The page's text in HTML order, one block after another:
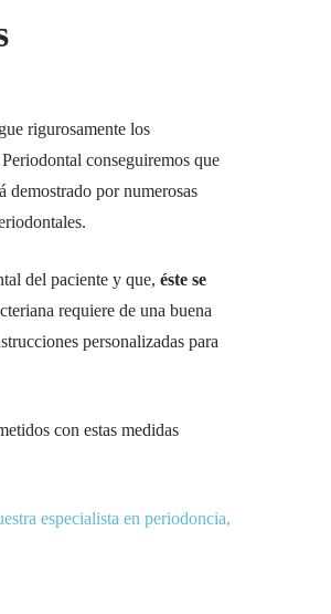
rigurosamente los
conseguiremos que
demostrado por numerosas
del paciente y que, éste se
requiere de una buena
personalizadas para
con estas medidas
especialista en periodoncia,